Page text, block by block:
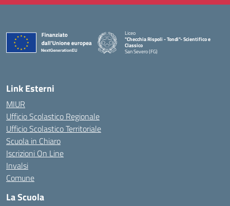
Liceo
"Checchia Rispoli - Tondi"- Scientifico e
Classico
San Severo (FG)
Link Esterni
MIUR
Ufficio Scolastico Regionale
Ufficio Scolastico Territoriale
Scuola in Chiaro
Iscrizioni On Line
Invalsi
Comune
La Scuola